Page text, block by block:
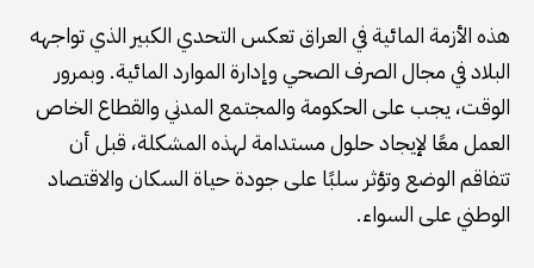
هذه الأزمة المائية في العراق تعكس التحدي الكبير الذي تواجهه
البلاد في مجال الصرف الصحي وإدارة الموارد المائية. وبمرور
الوقت، يجب على الحكومة والمجتمع المدني والقطاع الخاص
العمل معًا لإيجاد حلول مستدامة لهذه المشكلة، قبل أن
تتفاقم الوضع وتؤثر سلبًا على جودة حياة السكان والاقتصاد
الوطني على السواء.